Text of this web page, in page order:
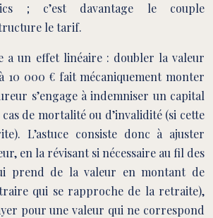
; c’est davantage le couple
le tarif.
a un effet linéaire : doubler la valeur
10 000 € fait mécaniquement monter
s’engage à indemniser un capital
de mortalité ou d’invalidité (si cette
L’astuce consiste donc à ajuster
en la révisant si nécessaire au fil des
prend de la valeur en montant de
qui se rapproche de la retraite),
pour une valeur qui ne correspond